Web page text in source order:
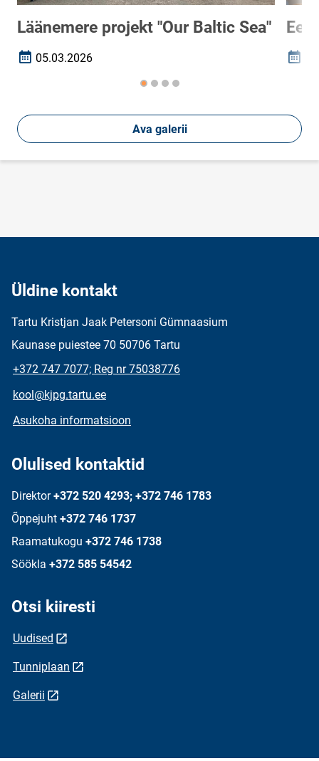
Läänemere projekt "Our Baltic Sea"
Loomise kuupäev
05.03.2026
Ava galerii
Üldine kontakt
Tartu Kristjan Jaak Petersoni Gümnaasium
Kaunase puiestee 70 50706 Tartu
+372 747 7077; Reg nr 75038776
kool@kjpg.tartu.ee
Asukoha informatsioon
Olulised kontaktid
Direktor +372 520 4293; +372 746 1783
Õppejuht +372 746 1737
Raamatukogu +372 746 1738
Söökla +372 585 54542
Otsi kiiresti
Uudised
Tunniplaan
Galerii